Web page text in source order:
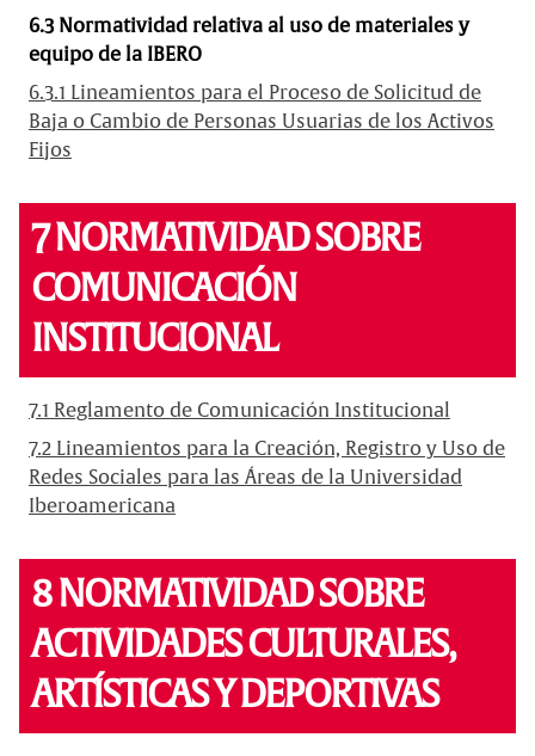
6.3 Normatividad relativa al uso de materiales y
equipo de la IBERO
6.3.1 Lineamientos para el Proceso de Solicitud de
Baja o Cambio de Personas Usuarias de los Activos
Fijos
7 NORMATIVIDAD SOBRE
COMUNICACIÓN
INSTITUCIONAL
7.1 Reglamento de Comunicación Institucional
7.2 Lineamientos para la Creación, Registro y Uso de
Redes Sociales para las Áreas de la Universidad
Iberoamericana
8 NORMATIVIDAD SOBRE
ACTIVIDADES CULTURALES,
ARTÍSTICAS Y DEPORTIVAS